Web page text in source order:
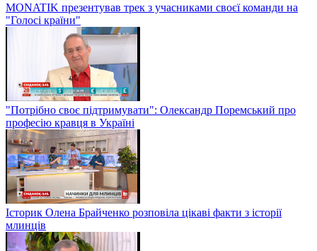
MONATIK презентував трек з учасниками своєї команди на
"Голосі країни"
"Потрібно своє підтримувати": Олександр Поремський про
професію кравця в Україні
Історик Олена Брайченко розповіла цікаві факти з історії
млинців